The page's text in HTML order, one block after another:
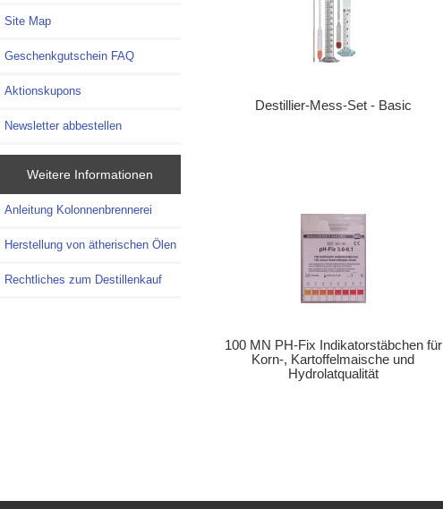
Site Map
Geschenkgutschein FAQ
Aktionskupons
Newsletter abbestellen
Weitere Informationen
Anleitung Kolonnenbrennerei
Herstellung von ätherischen Ölen
Rechtliches zum Destillenkauf
Destillier-Mess-Set - Basic
100 MN PH-Fix Indikatorstäbchen für
Korn-, Kartoffelmaische und
Hydrolatqualität